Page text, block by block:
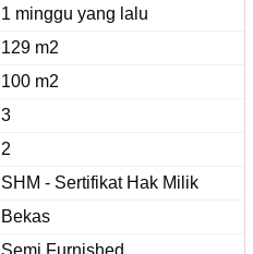
1 minggu yang lalu
129 m2
100 m2
3
2
SHM - Sertifikat Hak Milik
Bekas
Semi Furnished